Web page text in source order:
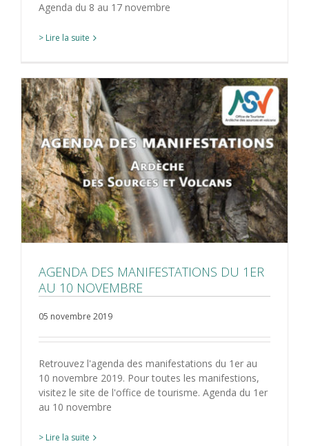
Agenda du 8 au 17 novembre
> Lire la suite
AGENDA DES MANIFESTATIONS DU 1ER
AU 10 NOVEMBRE
05 novembre 2019
Retrouvez l'agenda des manifestations du 1er au
10 novembre 2019. Pour toutes les manifestions,
visitez le site de l'office de tourisme. Agenda du 1er
au 10 novembre
> Lire la suite